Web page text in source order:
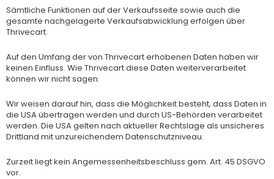
Sämtliche Funktionen auf der Verkaufsseite sowie auch die
gesamte nachgelagerte Verkaufsabwicklung erfolgen über
Thrivecart.
Auf den Umfang der von Thrivecart erhobenen Daten haben wir
keinen Einfluss. Wie Thrivecart diese Daten weiterverarbeitet
können wir nicht sagen.
Wir weisen darauf hin, dass die Möglichkeit besteht, dass Daten in
die USA übertragen werden und durch US-Behörden verarbeitet
werden. Die USA gelten nach aktueller Rechtslage als unsicheres
Drittland mit unzureichendem Datenschutzniveau.
Zurzeit liegt kein Angemessenheitsbeschluss gem. Art. 45 DSGVO
vor.